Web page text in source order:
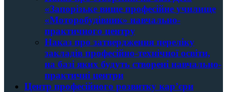
«Запорізьке вище професійне училище
«Моторобудівник» навчально-
практичного центру
Наказ про затвердження переліку
закладів професійно-технічної освіти,
на базі яких будуть створені навчально-
практичні центри
Центр професійного розвитку кар’єри